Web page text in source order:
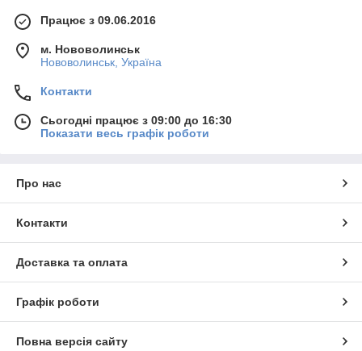
Працює з 09.06.2016
м. Нововолинськ
Нововолинськ, Україна
Контакти
Сьогодні працює з 09:00 до 16:30
Показати весь графік роботи
Про нас
Контакти
Доставка та оплата
Графік роботи
Повна версія сайту